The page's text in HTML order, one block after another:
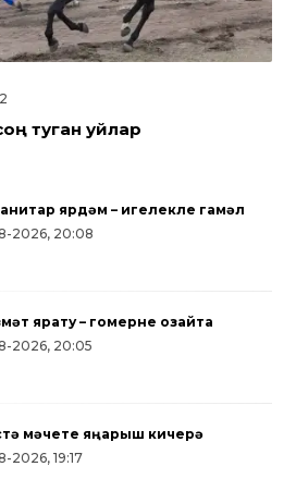
туган уйлар
ярдәм – игелекле гамәл
2026, 20:08
ярату – гомерне озайта
2026, 20:05
мәчете яңарыш кичерә
2026, 19:17
милли ризыклар,
түбәнкамалылар